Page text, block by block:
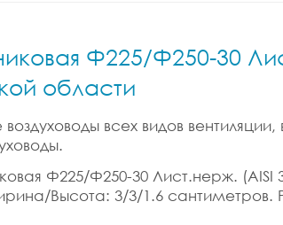
Ф225/Ф250-30
области
всех видов
Ф225/Ф250-30 Лист.нерж. (AISI
Высота: 3/3/1.6 сантиметров.